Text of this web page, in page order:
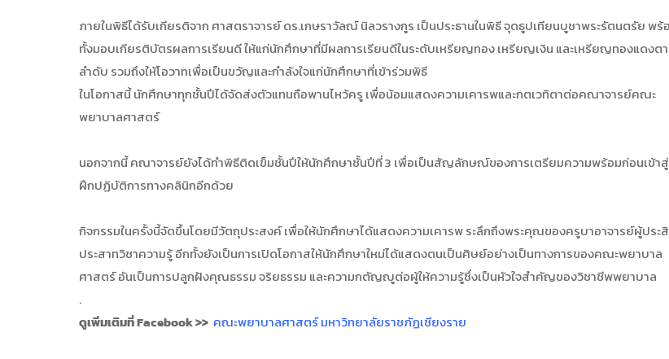
ภายในพิธีได้รับเกียรติจาก ศาสตราจารย์ ดร.เกษราวัลณ์ นิลวรางกูร เป็นประธานในพิธี จุดธูปเทียนบูชาพระรัตนตรัย พร้
ทั้งมอบเกียรติบัตรผลการเรียนดี ให้แก่นักศึกษาที่มีผลการเรียนดีในระดับเหรียญทอง เหรียญเงิน และเหรียญทองแดงต
ลำดับ รวมถึงให้โอวาทเพื่อเป็นขวัญและกำลังใจแก่นักศึกษาที่เข้าร่วมพิธี
ในโอกาสนี้ นักศึกษาทุกชั้นปีได้จัดส่งตัวแทนถือพานไหว้ครู เพื่อน้อมแสดงความเคารพและกตเวทิตาต่อคณาจารย์คณะ
พยาบาลศาสตร์
นอกจากนี้ คณาจารย์ยังได้ทำพิธีติดเข็มชั้นปีให้นักศึกษาชั้นปีที่ 3 เพื่อเป็นสัญลักษณ์ของการเตรียมความพร้อมก่อนเข้า
ฝึกปฏิบัติการทางคลินิกอีกด้วย
กิจกรรมในครั้งนี้จัดขึ้นโดยมีวัตถุประสงค์ เพื่อให้นักศึกษาได้แสดงความเคารพ ระลึกถึงพระคุณของครูบาอาจารย์ผู้ประ
ประสาทวิชาความรู้ อีกทั้งยังเป็นการเปิดโอกาสให้นักศึกษาใหม่ได้แสดงตนเป็นศิษย์อย่างเป็นทางการของคณะพยาบาล
ศาสตร์ อันเป็นการปลูกฝังคุณธรรม จริยธรรม และความกตัญญูต่อผู้ให้ความรู้ซึ่งเป็นหัวใจสำคัญของวิชาชีพพยาบาล
.
ดูเพิ่มเติมที่ Facebook >> คณะพยาบาลศาสตร์ มหาวิทยาลัยราชภัฏเชียงราย